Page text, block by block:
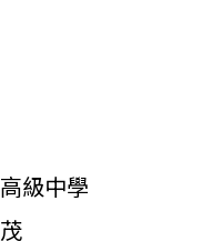
級中學